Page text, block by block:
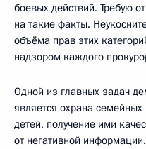
боевых действий. Требую
на такие факты.
объёма прав этих
надзором каждого
Одной из главных задач
является охрана
детей, получение ими
от негативной